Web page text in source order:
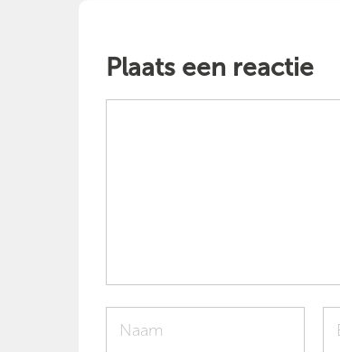
Plaats een reactie